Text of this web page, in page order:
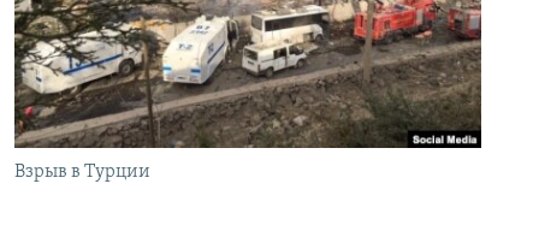
FOTOQALEREYA
İNFOQRAFIKA
KARIKATURA
OXU ZALI
AZƏRBAYCAN ƏDƏBIYYATI KITABXANASI
İSLAM VƏ DEMOKRATIYA
HAQQIMIZDA
MISSIYAMIZ
PEŞƏ ETIKASI VƏ JURNALISTIKA STANDARTLARIMIZ
BIZI IZLƏ
Взрыв в Турции